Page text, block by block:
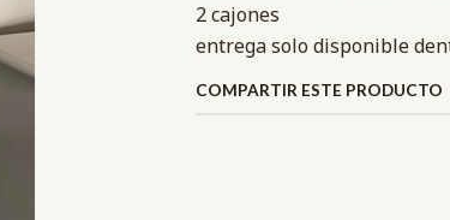
2 cajones
entrega solo disponible
COMPARTIR ESTE PRODUCTO